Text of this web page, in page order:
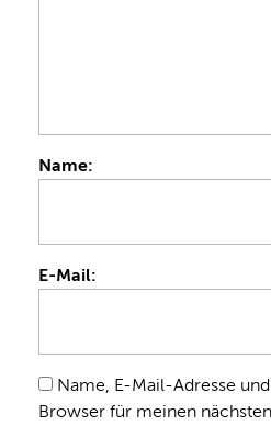
Name:
E-Mail:
Name, E-Mail-Adresse
Browser für meinen